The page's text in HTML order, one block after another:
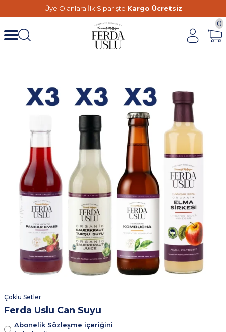
Üye Olanlara İlk Siparişte Kargo Ücretsiz
0
Çoklu Setler
Ferda Uslu Can Suyu
Abonelik Sözleşme içeriğini